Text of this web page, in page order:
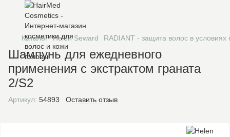
Каталог Helen Seward RADIANT - защита волос в условиях
Шампунь для ежедневного
применения с экстрактом граната
2/S2
Артикул: 54893 Оставить отзыв